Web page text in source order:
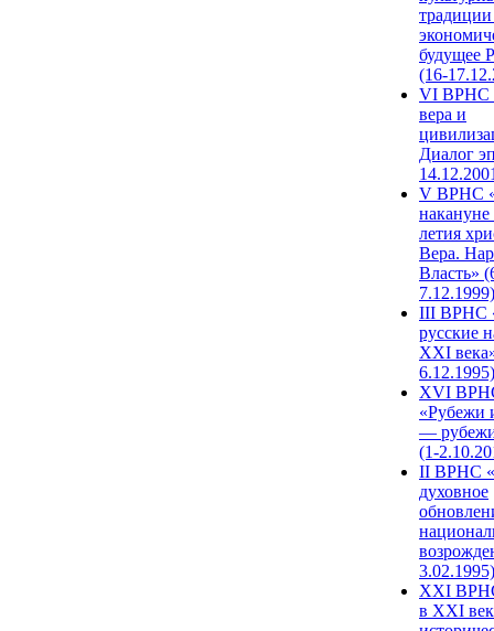
будущее
(16-
VI ВРНС
вера и
Диалог
V ВРНС
накануне
летия
Вера.
Власть»
7.12.1999)
III ВРНС
русские
XXI
6.12.1995)
XVI
«Рубежи
—
(1-
II ВРНС
духовное
3.02.1995)
XХI
в XXI